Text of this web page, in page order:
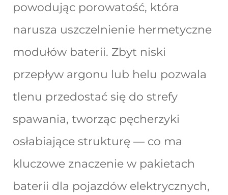
powodując porowatość, która
narusza uszczelnienie hermetyczne
modułów baterii. Zbyt niski
przepływ argonu lub helu pozwala
tlenu przedostać się do strefy
spawania, tworząc pęcherzyki
osłabiające strukturę — co ma
kluczowe znaczenie w pakietach
baterii dla pojazdów elektrycznych,